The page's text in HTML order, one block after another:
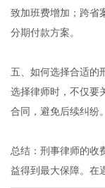
致加班费增加；跨省
分期付款方案。
五、如何选择合适的
选择律师时，不仅要
合同，避免后续纠纷
总结：刑事律师的收
益得到最大保障。在